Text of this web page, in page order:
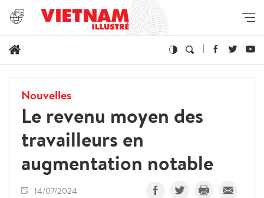
Nouvelles
Le revenu moyen des
travailleurs en
augmentation notable
14/07/2024